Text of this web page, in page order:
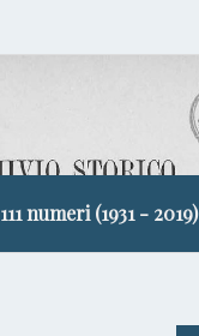
111 numeri (1931 - 2019)